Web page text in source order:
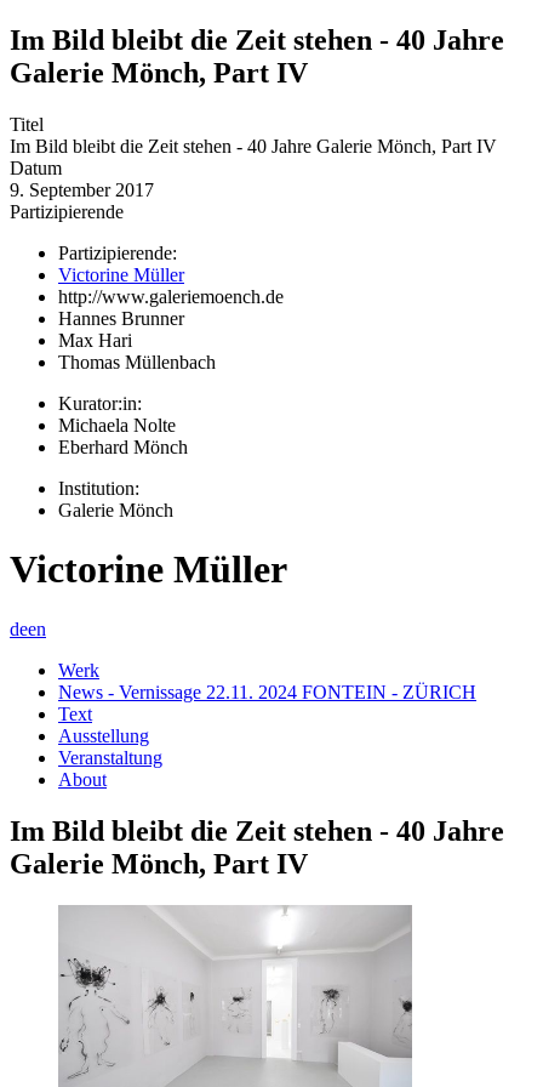
Im Bild bleibt die Zeit stehen - 40 Jahre
Galerie Mönch, Part IV
Titel
Im Bild bleibt die Zeit stehen - 40 Jahre Galerie Mönch, Part IV
Datum
9. September 2017
Partizipierende
Partizipierende:
Victorine Müller
http://www.galeriemoench.de
Hannes Brunner
Max Hari
Thomas Müllenbach
Kurator:in:
Michaela Nolte
Eberhard Mönch
Institution:
Galerie Mönch
Victorine Müller
deen
Werk
News - Vernissage 22.11. 2024 FONTEIN - ZÜRICH
Text
Ausstellung
Veranstaltung
About
Im Bild bleibt die Zeit stehen - 40 Jahre
Galerie Mönch, Part IV